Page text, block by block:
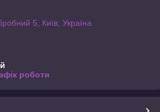
5, Київ, Україна
роботи